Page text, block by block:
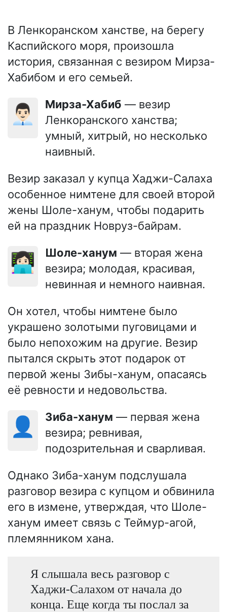
В Ленкоранском ханстве, на берегу
Каспийского моря, произошла
история, связанная с везиром Мирза-
Хабибом и его семьей.
👨🏻‍💼 Мирза-Хабиб — везир
Ленкоранского ханства;
умный, хитрый, но несколько
наивный.
Везир заказал у купца Хаджи-Салаха
особенное нимтене для своей второй
жены Шоле-ханум, чтобы подарить
ей на праздник Новруз-байрам.
👩🏻‍💻 Шоле-ханум — вторая жена
везира; молодая, красивая,
невинная и немного наивная.
Он хотел, чтобы нимтене было
украшено золотыми пуговицами и
было непохожим на другие. Везир
пытался скрыть этот подарок от
первой жены Зибы-ханум, опасаясь
её ревности и недовольства.
👤 Зиба-ханум — первая жена
везира; ревнивая,
подозрительная и сварливая.
Однако Зиба-ханум подслушала
разговор везира с купцом и обвинила
его в измене, утверждая, что Шоле-
ханум имеет связь с Теймур-агой,
племянником хана.
Я слышала весь разговор с
Хаджи-Салахом от начала до
конца. Еще когда ты послал за